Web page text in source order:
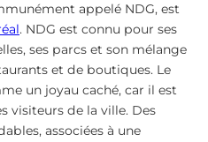
appelé NDG, est
. NDG est connu pour ses
ses parcs et son mélange
et de boutiques. Le
un joyau caché, car il est
visiteurs de la ville. Des
associées à une